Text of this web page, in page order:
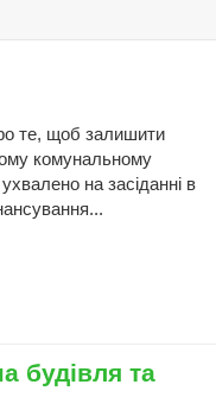
те, щоб залишити
комунальному
на засіданні в
будівля та